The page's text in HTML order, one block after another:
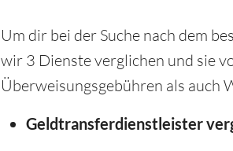
Um dir bei der Suche nach dem
wir 3 Dienste verglichen und sie
Überweisungsgebühren als auch
Geldtransferdienstleister